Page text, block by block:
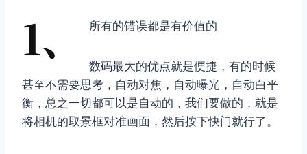
1、 所有的错误都是有价值的
数码最大的优点就是便捷，有的时候
甚至不需要思考，自动对焦，自动曝光，自动白平
衡，总之一切都可以是自动的，我们要做的，就是
将相机的取景框对准画面，然后按下快门就行了。